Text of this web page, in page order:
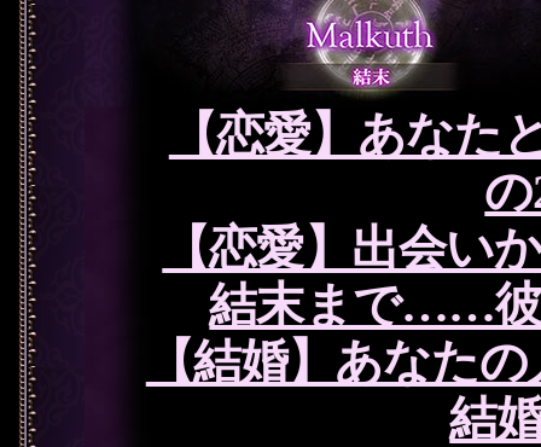
【恋愛】あなた
【恋愛】出会い
結末まで……彼
【結婚】あなた
結